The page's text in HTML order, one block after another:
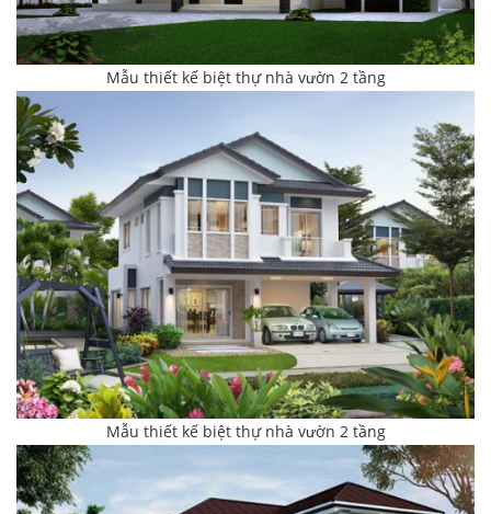
Mẫu thiết kế biệt thự nhà vườn 2 tầng
Mẫu thiết kế biệt thự nhà vườn 2 tầng